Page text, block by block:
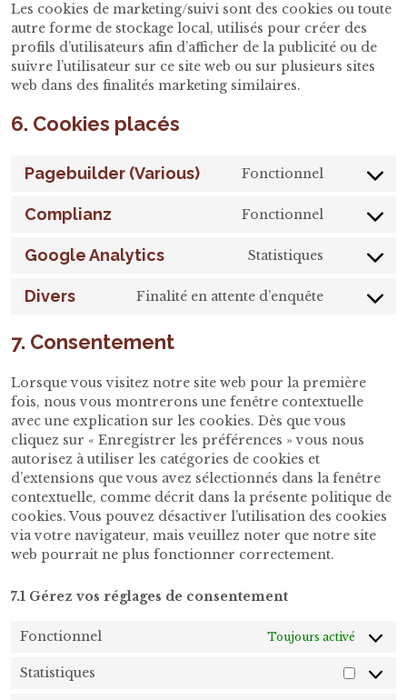
Les cookies de marketing/suivi sont des cookies ou toute
autre forme de stockage local, utilisés pour créer des
profils d’utilisateurs afin d’afficher de la publicité ou de
suivre l’utilisateur sur ce site web ou sur plusieurs sites
web dans des finalités marketing similaires.
6. Cookies placés
Pagebuilder (Various) Fonctionnel
Consent
service
(various)
Complianz Fonctionnel
Consent
service
Google Analytics Statistiques
Consent
service
Divers Finalité en attente d’enquête
Consent
7. Consentement
Lorsque vous visitez notre site web pour la première
fois, nous vous montrerons une fenêtre contextuelle
avec une explication sur les cookies. Dès que vous
cliquez sur « Enregistrer les préférences » vous nous
autorisez à utiliser les catégories de cookies et
d’extensions que vous avez sélectionnés dans la fenêtre
contextuelle, comme décrit dans la présente politique de
cookies. Vous pouvez désactiver l’utilisation des cookies
via votre navigateur, mais veuillez noter que notre site
web pourrait ne plus fonctionner correctement.
7.1 Gérez vos réglages de consentement
Fonctionnel Toujours activé
Statistiques